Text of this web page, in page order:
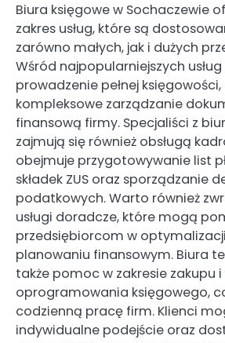
Biura księgowe w Sochaczewie
zakres usług, które są
zarówno małych, jak i dużych
Wśród najpopularniejszych
prowadzenie pełnej
kompleksowe zarządzanie
finansową firmy. Specjaliści z
zajmują się również obsługą
obejmuje przygotowywanie list
składek ZUS oraz sporządzanie
podatkowych. Warto również
usługi doradcze, które mogą
przedsiębiorcom w
planowaniu finansowym. Biura
także pomoc w zakresie zakupu
oprogramowania księgowego,
codzienną pracę firm. Klienci
indywidualne podejście oraz